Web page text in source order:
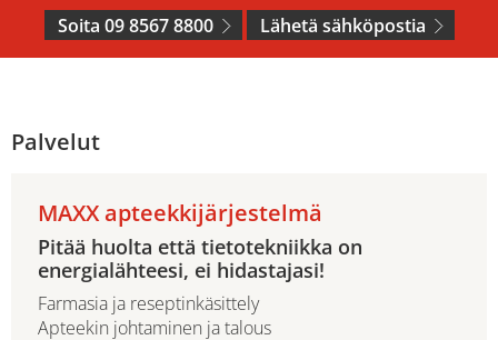
Soita 09 8567 8800
Lähetä sähköpostia
Palvelut
MAXX apteekkijärjestelmä
Pitää huolta että tietotekniikka on
energialähteesi, ei hidastajasi!
Farmasia ja reseptinkäsittely
Apteekin johtaminen ja talous